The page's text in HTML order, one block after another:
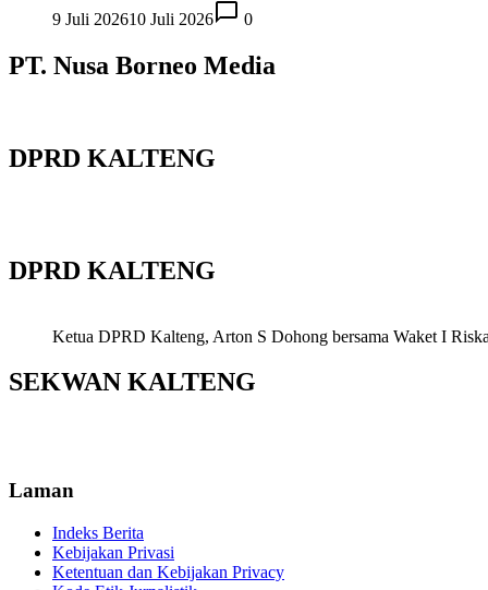
9 Juli 202610 Juli 2026 0
PT. Nusa Borneo Media
DPRD KALTENG
DPRD KALTENG
Ketua DPRD Kalteng, Arton S Dohong bersama Waket I
SEKWAN KALTENG
Laman
Indeks Berita
Kebijakan Privasi
Ketentuan dan Kebijakan Privacy